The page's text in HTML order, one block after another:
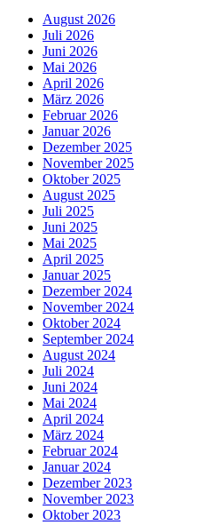
August 2026
Juli 2026
Juni 2026
Mai 2026
April 2026
März 2026
Februar 2026
Januar 2026
Dezember 2025
November 2025
Oktober 2025
August 2025
Juli 2025
Juni 2025
Mai 2025
April 2025
Januar 2025
Dezember 2024
November 2024
Oktober 2024
September 2024
August 2024
Juli 2024
Juni 2024
Mai 2024
April 2024
März 2024
Februar 2024
Januar 2024
Dezember 2023
November 2023
Oktober 2023